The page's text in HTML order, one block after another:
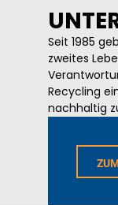
Seit 1985
zweites
Recycling
nachhaltig